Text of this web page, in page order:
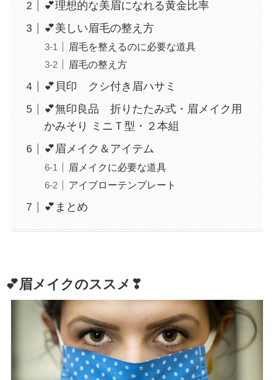
💕理想的な美眉になれる黄金比率
💕美しい眉毛の整え方
眉毛を整えるのに必要な道具
眉毛の整え方
💕貝印 クシ付き眉ハサミ
💕無印良品 折りたたみ式・眉メイク用
かみそり ミニＴ型・２本組
💕眉メイク＆アイテム
眉メイクに必要な道具
アイブローテンプレート
💕まとめ
💕眉メイクのススメ❣